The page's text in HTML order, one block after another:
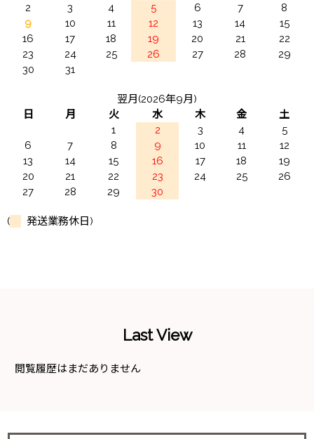
2
3 4 5 6 7
8
9
10 11 12 13 14
15
16
17 18 19 20 21
22
23
24 25 26 27 28
29
30
31
翌月(2026年9月)
日
月 火 水 木 金
土
1
2 3 4
5
6
7 8 9 10 11
12
13
14 15 16 17 18
19
20
21 22 23 24 25
26
27
28 29 30
( 発送業務休日)
Last View
閲覧履歴はまだありません